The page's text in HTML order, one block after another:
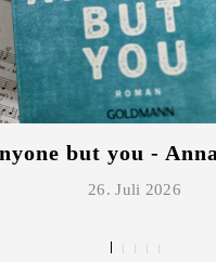
but you -
26. Juli 2026